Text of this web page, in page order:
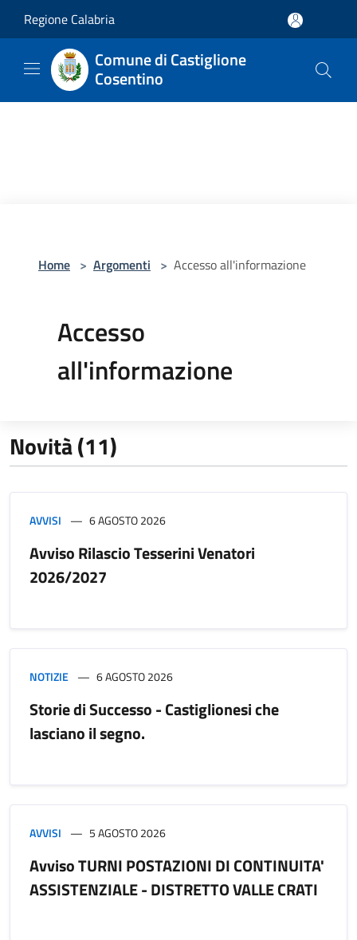
Regione Calabria
Comune di Castiglione
Cosentino
Home > Argomenti > Accesso all'informazione
Accesso
all'informazione
Novità (11)
AVVISI 6 AGOSTO 2026
Avviso Rilascio Tesserini Venatori
2026/2027
NOTIZIE 6 AGOSTO 2026
Storie di Successo - Castiglionesi che
lasciano il segno.
AVVISI 5 AGOSTO 2026
Avviso TURNI POSTAZIONI DI CONTINUITA'
ASSISTENZIALE - DISTRETTO VALLE CRATI